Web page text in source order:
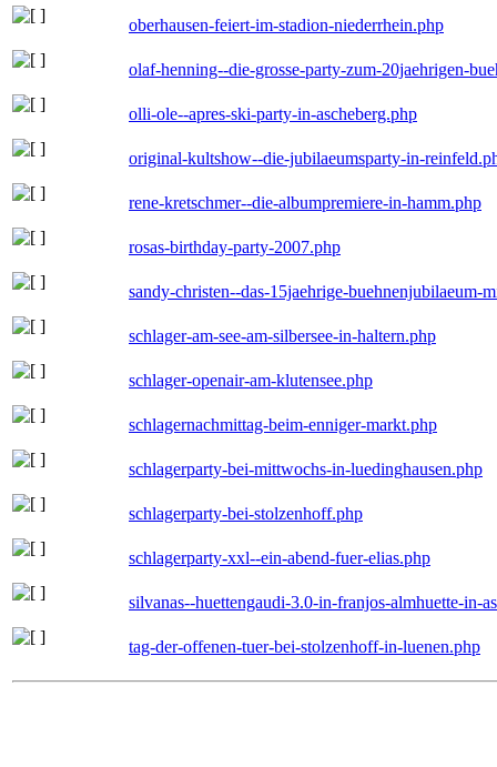
oberhausen-feiert-im-stadion-niederrhein.php
olaf-henning--die-grosse-party-zum-20jaehrigen-
olli-ole--apres-ski-party-in-ascheberg.php
original-kultshow--die-jubilaeumsparty-in-
rene-kretschmer--die-albumpremiere-in-hamm.php
rosas-birthday-party-2007.php
sandy-christen--das-15jaehrige-buehnenjubilaeum-
schlager-am-see-am-silbersee-in-haltern.php
schlager-openair-am-klutensee.php
schlagernachmittag-beim-enniger-markt.php
schlagerparty-bei-mittwochs-in-luedinghausen.php
schlagerparty-bei-stolzenhoff.php
schlagerparty-xxl--ein-abend-fuer-elias.php
silvanas--huettengaudi-3.0-in-franjos-almhuette-in-
tag-der-offenen-tuer-bei-stolzenhoff-in-luenen.php